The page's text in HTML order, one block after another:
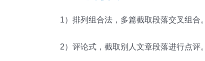
1）排列组合法，多篇截取段落交叉组合。
2）评论式，截取别人文章段落进行点评。